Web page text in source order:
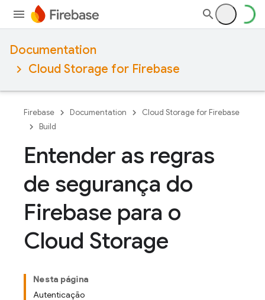
Documentation
Cloud Storage for Firebase
Firebase Documentation
Cloud Storage for Firebase
Build
Entender as regras
de segurança do
Firebase para o
Cloud Storage
Nesta página
Autenticação